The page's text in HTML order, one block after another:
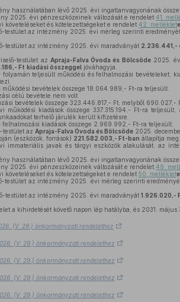
használatában lévő 2025. évi ingatlanvagyonának
2025. évi pénzeszközeinek változását e rendelet 41.
követeléseket és kötelezettségeket e rendelet 42. melléklete
testület az intézmény 2025. évi mérleg szerinti eredményét
testület az intézmény 2025. évi maradványát 2.236.441,-
testület az Apraja-Falva Óvoda és Bölcsőde2025.
Ft kiadási összeggeljóváhagyja.
teljesült működési és felhalmozási bevételeket,
bevételek összege 18.064.989,- Ft-ra teljesült.
célú bevétele nem volt.
bevételek összege 323.446.817,- Ft, melyből 690.027,-
működési kiadások összege 337.315.194,- Ft-ra
terhelő járulék került kifizetésre.
kiadások összege 2.969.992,- Ft-ra teljesült.
testület az Apraja-Falva Óvoda és Bölcsőde2025.
(eszközök, források) 221.582.003,- Ft-ban állapítja meg.
immateriális javak és tárgyi eszközök alakulását, az
használatában lévő 2025. évi ingatlanvagyonának
2025. évi pénzeszközeinek változását e rendelet 49.
követeléseket és kötelezettségeket e rendelet 50. melléklete
testület az intézmény 2025. évi mérleg szerinti
testület az intézmény 2025. évi maradványát 1.926.020,-
a kihirdetését követő napon lép hatályba, és 2031. május
(V. 29.) önkormányzati rendelethez
(V. 29.) önkormányzati rendelethez
(V. 29.) önkormányzati rendelethez
(V. 29.) önkormányzati rendelethez
(V. 29.) önkormányzati rendelethez